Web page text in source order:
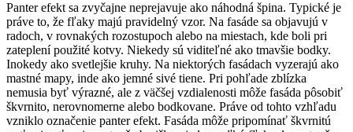
Panter efekt sa zvyčajne neprejavuje ako náhodná špina. Typické je
práve to, že fľaky majú pravidelný vzor. Na fasáde sa objavujú v
radoch, v rovnakých rozostupoch alebo na miestach, kde boli pri
zateplení použité kotvy. Niekedy sú viditeľné ako tmavšie bodky.
Inokedy ako svetlejšie kruhy. Na niektorých fasádach vyzerajú ako
mastné mapy, inde ako jemné sivé tiene. Pri pohľade zblízka
nemusia byť výrazné, ale z väčšej vzdialenosti môže fasáda pôsobiť
škvrnito, nerovnomerne alebo bodkovane. Práve od tohto vzhľadu
vzniklo označenie panter efekt. Fasáda môže pripomínať škvrnitú